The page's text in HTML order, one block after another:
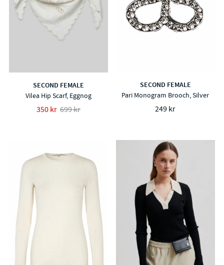
SECOND FEMALE
Vilea Hip Scarf, Eggnog
350 kr 699 kr
SECOND FEMALE
Pari Monogram Brooch, Silver
249 kr